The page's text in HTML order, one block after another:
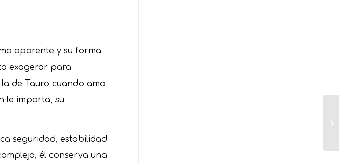
aparente y su forma
exagerar para
de Tauro cuando ama
le importa, su
seguridad, estabilidad
él conserva una